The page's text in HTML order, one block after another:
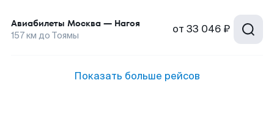
Авиабилеты Москва — Нагоя
157км до Тоямы от 33 046 ₽
Показать больше рейсов